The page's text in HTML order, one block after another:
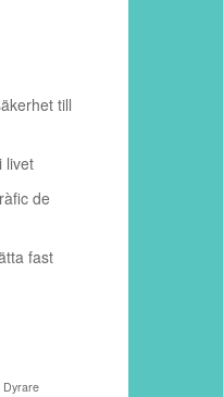
till
livet
de
fast
Dyrare